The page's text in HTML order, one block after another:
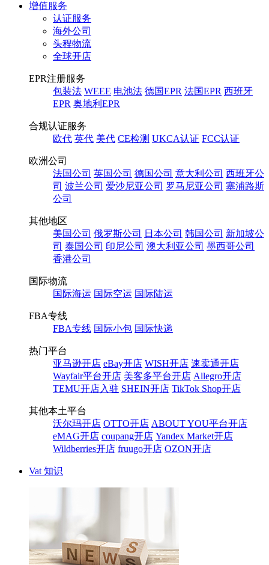
增值服务
认证服务
海外公司
头程物流
全球开店
EPR注册服务
包装法 WEEE 电池法 德国EPR 法国EPR 西班牙
EPR 奥地利EPR
合规认证服务
欧代 英代 美代 CE检测 UKCA认证 FCC认证
欧洲公司
法国公司 英国公司 德国公司 意大利公司 西班牙公
司 波兰公司 爱沙尼亚公司 罗马尼亚公司 塞浦路斯
公司
其他地区
美国公司 俄罗斯公司 日本公司 韩国公司 新加坡公
司 泰国公司 印尼公司 澳大利亚公司 墨西哥公司
香港公司
国际物流
国际海运 国际空运 国际陆运
FBA专线
FBA专线 国际小包 国际快递
热门平台
亚马逊开店 eBay开店 WISH开店 速卖通开店
Wayfair平台开店 美客多平台开店 Allegro开店
TEMU开店入驻 SHEIN开店 TikTok Shop开店
其他本土平台
沃尔玛开店 OTTO开店 ABOUT YOU平台开店
eMAG开店 coupang开店 Yandex Market开店
Wildberries开店 fruugo开店 OZON开店
Vat 知识